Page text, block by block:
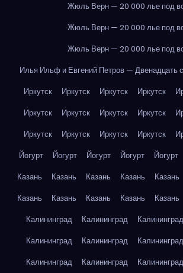
Жюль Верн — 20 000 лье под
Жюль Верн — 20 000 лье под
Жюль Верн — 20 000 лье под
Илья Ильф и Евгений Петров — Двенадцать
Иркутск
Иркутск Иркутск Иркутск
Иркутск
Иркутск Иркутск Иркутск
Иркутск
Иркутск Иркутск Иркутск
Йогурт
Йогурт Йогурт Йогурт Йогурт
Казань
Казань Казань Казань Казань
Казань
Казань Казань Казань Казань
Калининград
Калининград Калининград
Калининград
Калининград Калининград
Калининград
Калининград Калининград